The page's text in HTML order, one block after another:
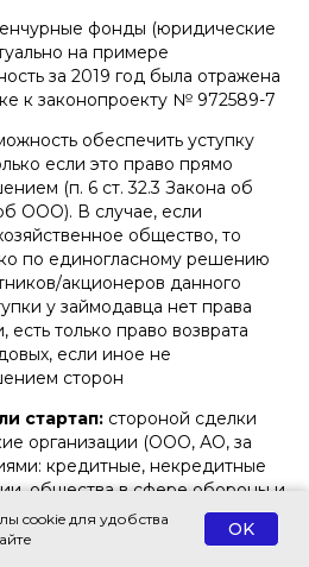
фонды (юридические
на примере
за 2019 год была отражена
к законопроекту № 972589-7
обеспечить уступку
если это право прямо
(п. 6 ст. 32.3 Закона об
ООО). В случае, если
общество, то
по единогласному решению
акционеров данного
у займодавца нет права
есть только право возврата
если иное не
сторон
стартап: стороной сделки
организации (ООО, АО, за
кредитные, некредитные
общества в сфере обороны и
после приватизации, у
на общем собрании
cookie для удобства
OK